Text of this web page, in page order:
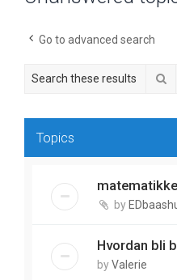
Go to advanced search
Topics
by
Hvordan bli
byValerie